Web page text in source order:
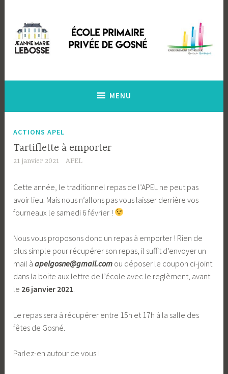
contenu
principal
MENU
ACTIONS APEL
Tartiflette à emporter
21 janvier 2021 APEL
Cette année, le traditionnel repas de l’APEL ne peut pas
avoir lieu. Mais nous n’allons pas vous laisser derrière vos
fourneaux le samedi 6 février !
Nous vous proposons donc un repas à emporter ! Rien de
plus simple pour récupérer son repas, il suffit d’envoyer un
mail àapelgosne@gmail.com ou déposer le coupon ci-joint
dans la boite aux lettre de l’école avec le reglèment, avant
le 26 janvier 2021.
Le repas sera à récupérer entre 15h et 17h à la salle des
fêtes de Gosné.
Parlez-en autour de vous !